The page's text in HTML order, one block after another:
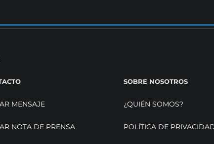
MENSAJE
NOTA DE PRENSA
SOBRE NOSOTROS
¿QUIÉN SOMOS?
POLÍTICA DE